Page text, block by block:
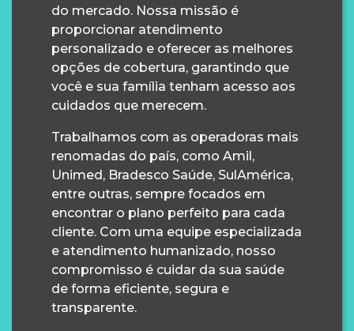
do mercado. Nossa missão é
proporcionar atendimento
personalizado e oferecer as melhores
opções de cobertura, garantindo que
você e sua família tenham acesso aos
cuidados que merecem.
Trabalhamos com as operadoras mais
renomadas do país, como Amil,
Unimed, Bradesco Saúde, SulAmérica,
entre outras, sempre focados em
encontrar o plano perfeito para cada
cliente. Com uma equipe especializada
e atendimento humanizado, nosso
compromisso é cuidar da sua saúde
de forma eficiente, segura e
transparente.